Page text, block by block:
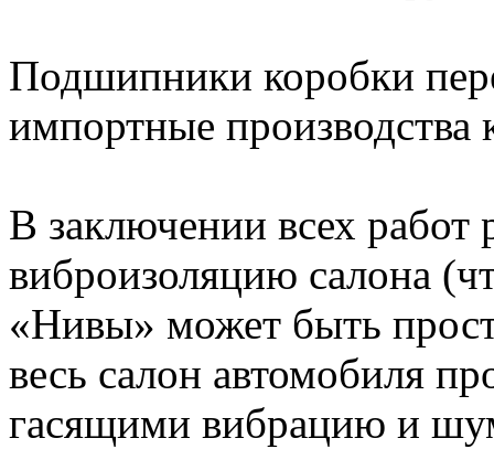
Подшипники коробки
импортные производства
В заключении всех
виброизоляцию салона
«Нивы» может быть
весь салон автомобиля
гасящими вибрацию и